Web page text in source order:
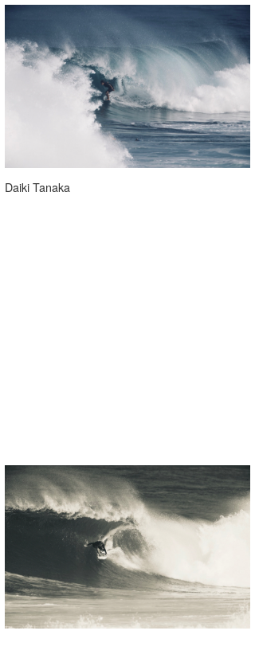
Daiki Tanaka